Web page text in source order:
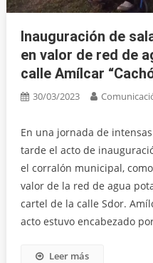
Inauguración de
en valor de red de
calle Amílcar
30/03/2023
En una jornada de
tarde el acto de
el corralón municipal,
valor de la red de agua
cartel de la calle Sdor.
acto estuvo encabezado
Leer más